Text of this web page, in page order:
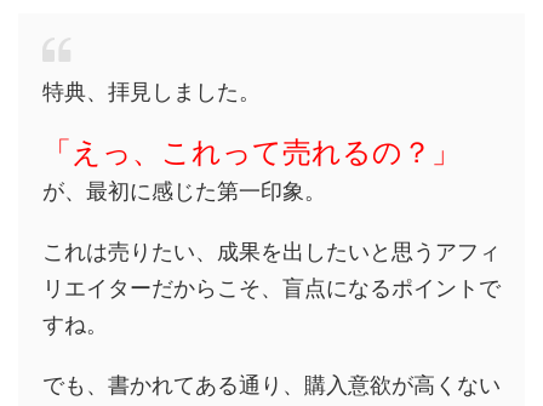
特典、拝見しました。
「えっ、これって売れるの？」
が、最初に感じた第一印象。
これは売りたい、成果を出したいと思うアフィ
リエイターだからこそ、盲点になるポイントで
すね。
でも、書かれてある通り、購入意欲が高くない